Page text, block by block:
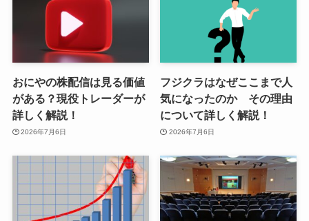
おにやの株配信は見る価値
がある？現役トレーダーが
詳しく解説！
2026年7月6日
フジクラはなぜここまで人
気になったのか その理由
について詳しく解説！
2026年7月6日